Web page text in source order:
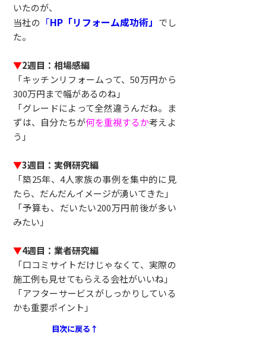
いたのが、
当社の 「HP「リフォーム成功術」 でし
た。
▼2週目：相場感編
「キッチンリフォームって、50万円から
300万円まで幅があるのね」
「グレードによって全然違うんだね。ま
ずは、自分たちが何を重視するか考えよ
う」
▼3週目：実例研究編
「築25年、4人家族の事例を集中的に見
たら、だんだんイメージが湧いてきた」
「予算も、だいたい200万円前後が多い
みたい」
▼4週目：業者研究編
「口コミサイトだけじゃなくて、実際の
施工例も見せてもらえる会社がいいね」
「アフターサービスがしっかりしている
かも重要ポイント」
目次に戻る↑